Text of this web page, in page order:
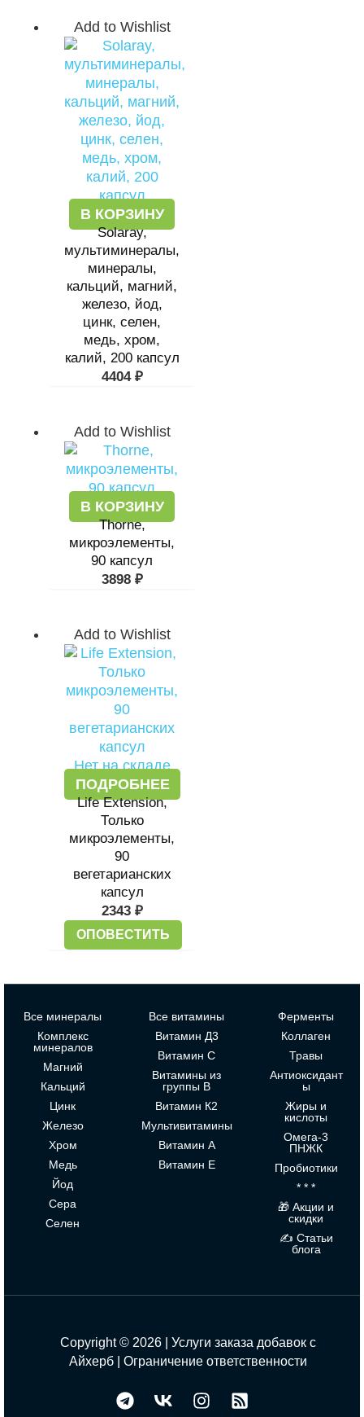
Add to Wishlist
В КОРЗИНУ
Solaray,
мультиминералы,
минералы,
кальций, магний,
железо, йод,
цинк, селен,
медь, хром,
калий, 200 капсул
4404 ₽
Add to Wishlist
В КОРЗИНУ
Thorne,
микроэлементы,
90 капсул
3898 ₽
Add to Wishlist
Нет на складе
ПОДРОБНЕЕ
Life Extension,
Только
микроэлементы,
90
вегетарианских
капсул
2343 ₽
ОПОВЕСТИТЬ
Все минералы
Комплекс
минералов
Магний
Кальций
Цинк
Железо
Хром
Медь
Йод
Сера
Селен
Все витамины
Витамин Д3
Витамин С
Витамины из
группы В
Витамин К2
Мультивитамины
Витамин А
Витамин Е
Ферменты
Коллаген
Травы
Антиоксидант
ы
Жиры и
кислоты
Омега-3
ПНЖК
Пробиотики
* * *
🎁 Акции и
скидки
✍ Статьи
блога
Copyright © 2026 | Услуги заказа добавок с
Айхерб | Ограничение ответственности